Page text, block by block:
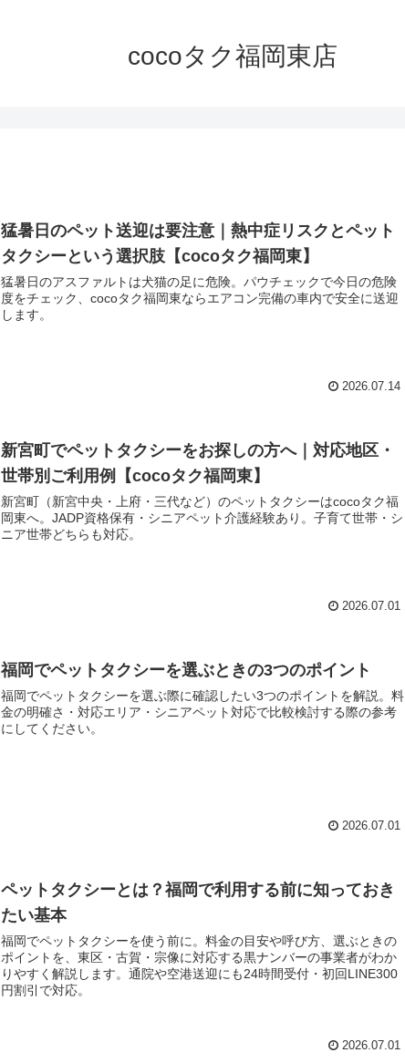
cocoタク福岡東店
猛暑日のペット送迎は要注意｜熱中症リスクとペット
タクシーという選択肢【cocoタク福岡東】
猛暑日のアスファルトは犬猫の足に危険。パウチェックで今日の危険
度をチェック、cocoタク福岡東ならエアコン完備の車内で安全に送迎
します。
2026.07.14
新宮町でペットタクシーをお探しの方へ｜対応地区・
世帯別ご利用例【cocoタク福岡東】
新宮町（新宮中央・上府・三代など）のペットタクシーはcocoタク福
岡東へ。JADP資格保有・シニアペット介護経験あり。子育て世帯・シ
ニア世帯どちらも対応。
2026.07.01
福岡でペットタクシーを選ぶときの3つのポイント
福岡でペットタクシーを選ぶ際に確認したい3つのポイントを解説。料
金の明確さ・対応エリア・シニアペット対応で比較検討する際の参考
にしてください。
2026.07.01
ペットタクシーとは？福岡で利用する前に知っておき
たい基本
福岡でペットタクシーを使う前に。料金の目安や呼び方、選ぶときの
ポイントを、東区・古賀・宗像に対応する黒ナンバーの事業者がわか
りやすく解説します。通院や空港送迎にも24時間受付・初回LINE300
円割引で対応。
2026.07.01